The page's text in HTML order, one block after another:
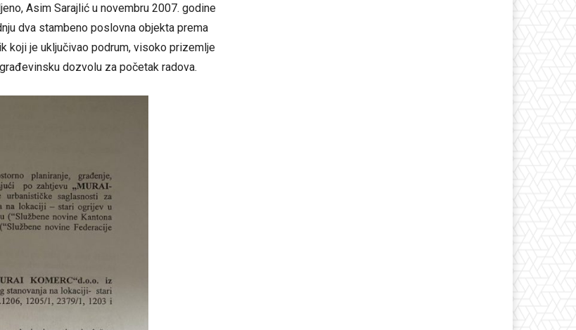
Asim Sarajlić u novembru 2007. godine
dva stambeno poslovna objekta prema
koji je uključivao podrum, visoko prizemlje
dozvolu za početak radova.